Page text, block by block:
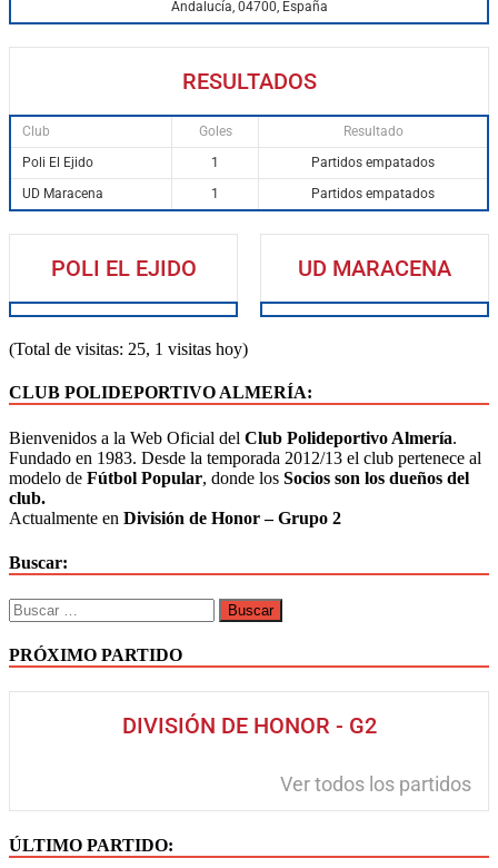
Andalucía, 04700, España
RESULTADOS
Club Goles
Resultado
Poli El Ejido
1
Partidos empatados
UD Maracena
1 Partidos empatados
POLI EL EJIDO UD MARACENA
(Total de visitas: 25, 1 visitas hoy)
CLUB POLIDEPORTIVO ALMERÍA:
Bienvenidos a la Web Oficial del Club Polideportivo Almería.
Fundado en 1983. Desde la temporada 2012/13 el club pertenece al
modelo de Fútbol Popular, donde los Socios son los dueños del
club.
Actualmente en División de Honor – Grupo 2
Buscar:
PRÓXIMO PARTIDO
DIVISIÓN DE HONOR - G2
Ver todos los partidos
ÚLTIMO PARTIDO: